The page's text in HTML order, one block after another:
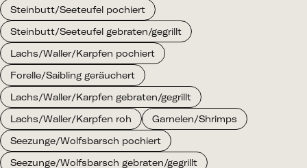
Steinbutt/Seeteufel pochiert
Steinbutt/Seeteufel gebraten/gegrillt
Lachs/Waller/Karpfen pochiert
Forelle/Saibling geräuchert
Lachs/Waller/Karpfen gebraten/gegrillt
Lachs/Waller/Karpfen roh
Garnelen/Shrimps
Seezunge/Wolfsbarsch pochiert
Seezunge/Wolfsbarsch gebraten/gegrillt